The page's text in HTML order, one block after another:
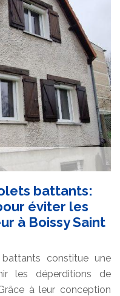
battants:
éviter les
à Boissy Saint
constitue une
les déperditions de
à leur conception